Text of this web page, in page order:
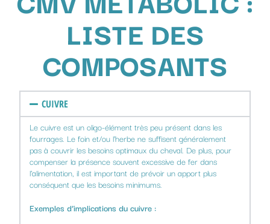
LISTE DES
COMPOSANTS
CUIVRE
Le cuivre est un oligo-élément très peu présent dans les
fourrages. Le foin et/ou l’herbe ne suffisent généralement
pas à couvrir les besoins optimaux du cheval. De plus, pour
compenser la présence souvent excessive de fer dans
l’alimentation, il est important de prévoir un apport plus
conséquent que les besoins minimums.
Exemples d’implications du cuivre :